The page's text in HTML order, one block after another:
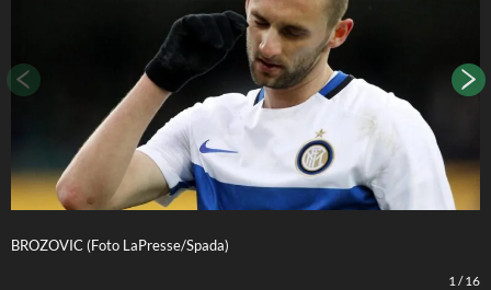
BROZOVIC (Foto LaPresse/Spada)
1 /16